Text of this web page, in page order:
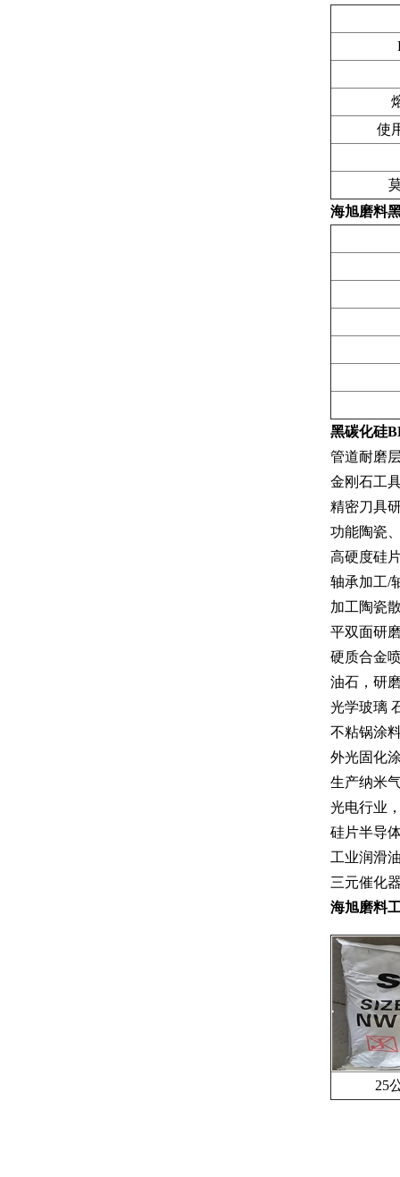
使
海旭磨料
黑碳化硅
管道耐磨
金刚石工
精密刀具
功能陶瓷
高硬度硅
轴承加工/
加工陶瓷
平双面研
硬质合金
油石，研
光学玻璃
不粘锅涂
外光固化
生产纳米
光电行业
硅片半导
工业润滑
三元催化
海旭磨料
25公